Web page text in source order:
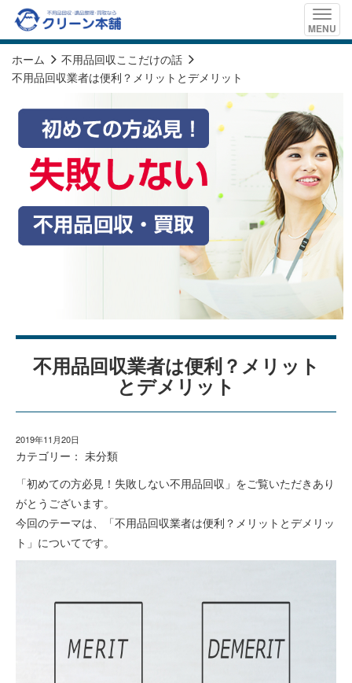
Toggle
MENU
ホーム
不用品回収ここだけの話
不用品回収業者は便利？メリットとデメリット
不用品回収業者は便利？メリット
とデメリット
2019年11月20日
カテゴリー：未分類
「初めての方必見！失敗しない不用品回収」をご覧いただきあり
がとうございます。
今回のテーマは、「不用品回収業者は便利？メリットとデメリッ
ト」についてです。